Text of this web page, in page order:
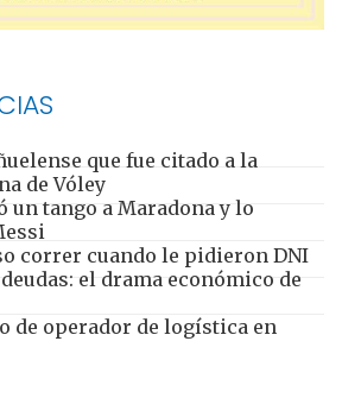
que fue citado a la
de Vóley
un tango a Maradona y lo
correr cuando le pidieron DNI
el drama económico de
de operador de logística en